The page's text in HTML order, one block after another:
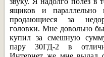
ящиков и параллельно
продающиеся за
головки. Мне довольно
купил за смешную
пару 30ГД-2 в